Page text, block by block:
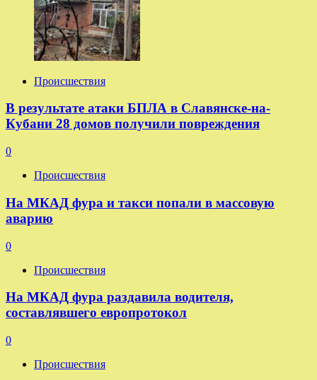
Происшествия
В результате атаки БПЛА в Славянске-на-
Кубани 28 домов получили повреждения
0
Происшествия
На МКАД фура и такси попали в массовую
аварию
0
Происшествия
На МКАД фура раздавила водителя,
составлявшего европротокол
0
Происшествия